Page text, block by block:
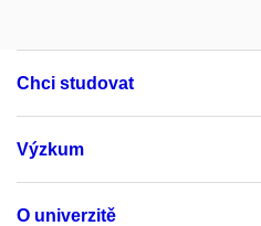
Chci studovat
Výzkum
O univerzitě